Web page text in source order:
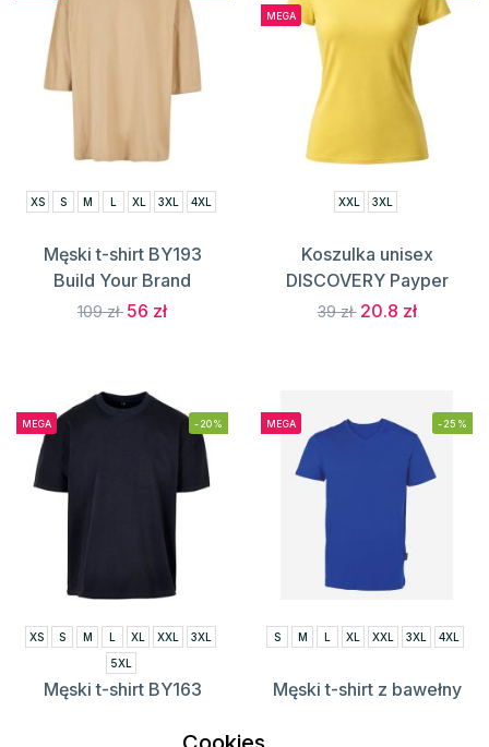
XS S M L XL 3XL 4XL
Męski t-shirt BY193
Build Your Brand
109 zł 56 zł
MEGA
XXL 3XL
Koszulka unisex
DISCOVERY Payper
39 zł 20.8 zł
MEGA -20%
XS S M L XL XXL
3XL
5XL
Męski t-shirt BY163
MEGA -25%
S M L XL XXL 3XL 4XL
Męski t-shirt z bawełny